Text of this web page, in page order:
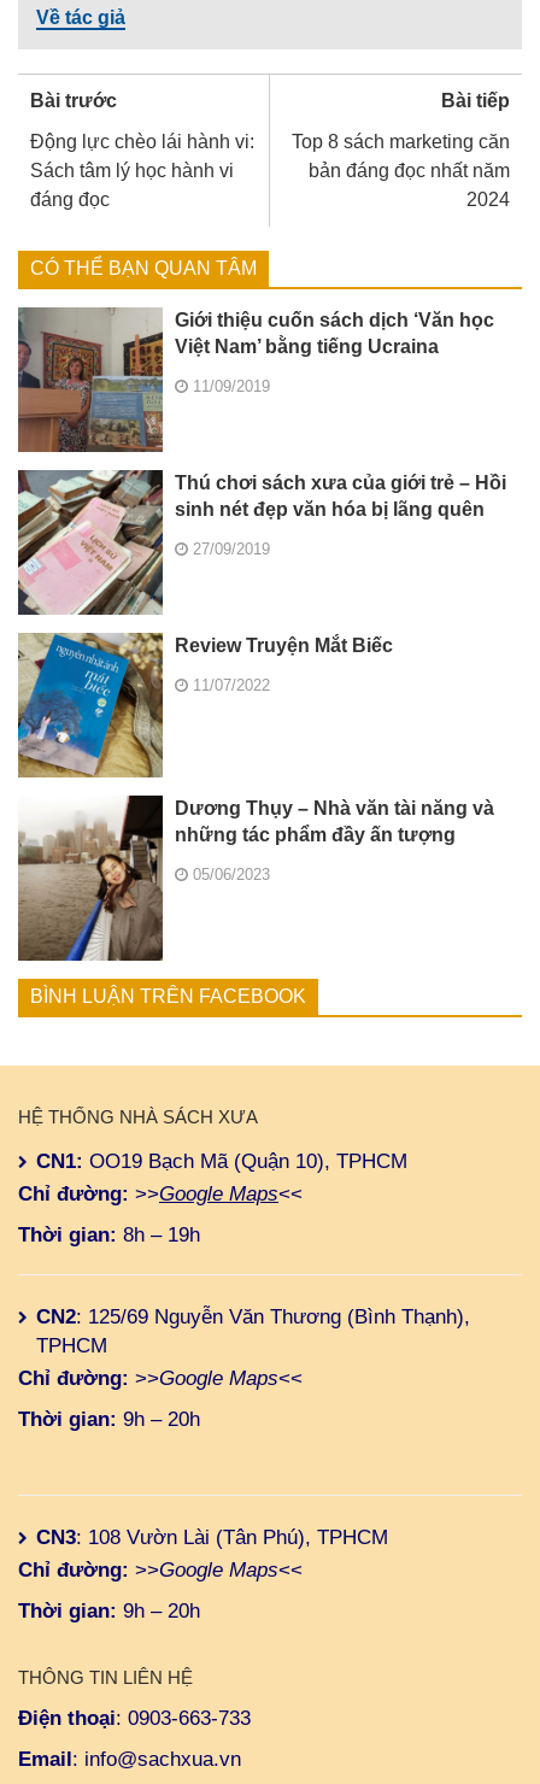
Về tác giả
Bài trước
Động lực chèo lái hành vi:
Sách tâm lý học hành vi
đáng đọc
Bài tiếp
Top 8 sách marketing căn
bản đáng đọc nhất năm
2024
CÓ THỂ BẠN QUAN TÂM
Giới thiệu cuốn sách dịch ‘Văn học
Việt Nam’ bằng tiếng Ucraina
11/09/2019
Thú chơi sách xưa của giới trẻ – Hồi
sinh nét đẹp văn hóa bị lãng quên
27/09/2019
Review Truyện Mắt Biếc
11/07/2022
Dương Thụy – Nhà văn tài năng và
những tác phẩm đầy ấn tượng
05/06/2023
BÌNH LUẬN TRÊN FACEBOOK
HỆ THỐNG NHÀ SÁCH XƯA
CN1: OO19 Bạch Mã (Quận 10), TPHCM
Chỉ đường: >>Google Maps<<
Thời gian: 8h – 19h
CN2: 125/69 Nguyễn Văn Thương (Bình Thạnh),
TPHCM
Chỉ đường: >>Google Maps<<
Thời gian: 9h – 20h
CN3: 108 Vườn Lài (Tân Phú), TPHCM
Chỉ đường: >>Google Maps<<
Thời gian: 9h – 20h
THÔNG TIN LIÊN HỆ
Điện thoại: 0903-663-733
Email: info@sachxua.vn